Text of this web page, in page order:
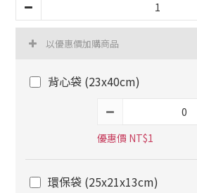
以優惠價加購商品
背心袋 (23x40cm)
優惠價 NT$1
環保袋 (25x21x13cm)